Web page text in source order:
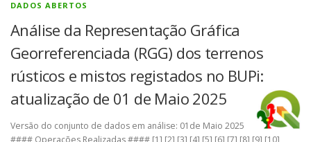
DADOS ABERTOS
Análise da Representação Gráfica
Georreferenciada (RGG) dos terrenos
rústicos e mistos registados no BUPi:
atualização de 01 de Maio 2025
Versão do conjunto de dados em análise: 01de Maio 2025